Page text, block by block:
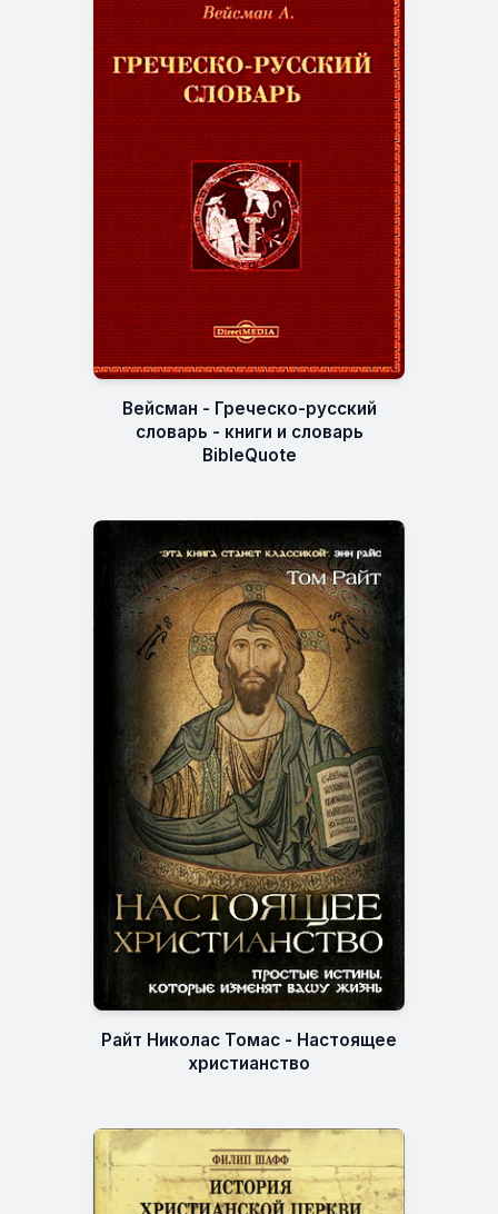
Вейсман - Греческо-русский
словарь - книги и словарь
BibleQuote
Райт Николас Томас - Настоящее
христианство